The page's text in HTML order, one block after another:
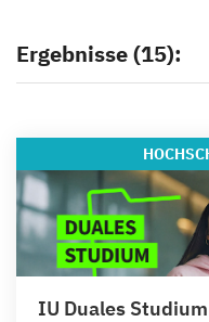
Ergebnisse (15):
IU Duales Studium